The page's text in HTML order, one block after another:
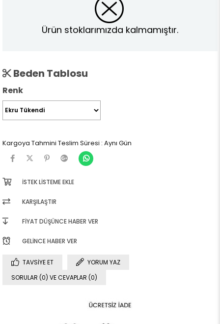
Ürün stoklarımızda kalmamıştır.
Beden Tablosu
Renk
Kargoya Tahmini Teslim Süresi : Aynı Gün
İSTEK LISTEME EKLE
KARŞILAŞTIR
FIYAT DÜŞÜNCE HABER VER
GELINCE HABER VER
TAVSIYE ET
YORUM YAZ
SORULAR (0) VE CEVAPLAR (0)